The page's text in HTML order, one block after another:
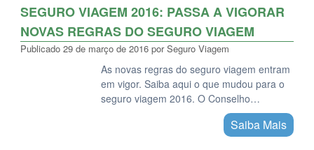
SEGURO VIAGEM 2016: PASSA A VIGORAR
NOVAS REGRAS DO SEGURO VIAGEM
Publicado 29 de março de 2016 por Seguro Viagem
As novas regras do seguro viagem entram
em vigor. Saiba aqui o que mudou para o
seguro viagem 2016. O Conselho…
Saiba Mais